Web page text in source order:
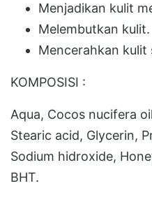
Menjadikan kulit
Melembutkan kulit.
Mencerahkan kulit
KOMPOSISI :
Aqua, Cocos nucifera
Stearic acid, Glycerin,
Sodium hidroxide,
BHT.